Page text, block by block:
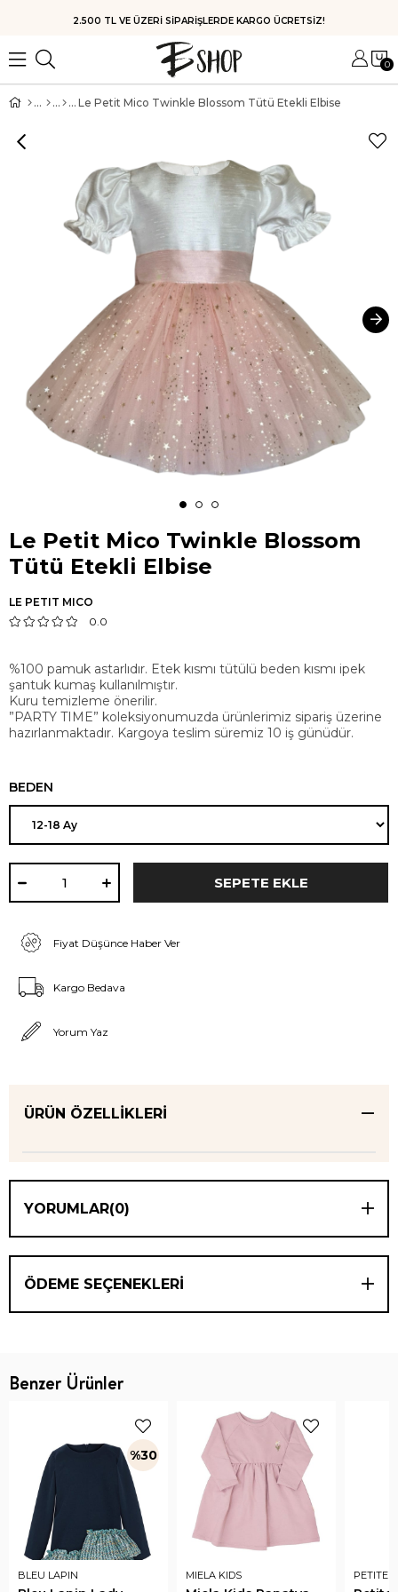
HIZLI KARGO
0
Le Petit Mico Twinkle Blossom Tütü Etekli Elbise
Le Petit Mico Twinkle Blossom
Tütü Etekli Elbise
LE PETIT MICO
0.0
%100 pamuk astarlıdır. Etek kısmı tütülü beden kısmı ipek
şantuk kumaş kullanılmıştır.
Kuru temizleme önerilir.
”PARTY TIME” koleksiyonumuzda ürünlerimiz sipariş üzerine
hazırlanmaktadır. Kargoya teslim süremiz 10 iş günüdür.
BEDEN
Fiyat Düşünce Haber Ver
Kargo Bedava
Yorum Yaz
ÜRÜN ÖZELLIKLERI
YORUMLAR(0)
ÖDEME SEÇENEKLERI
Benzer Ürünler
BLEU LAPIN
%30
MIELA KIDS PETITE